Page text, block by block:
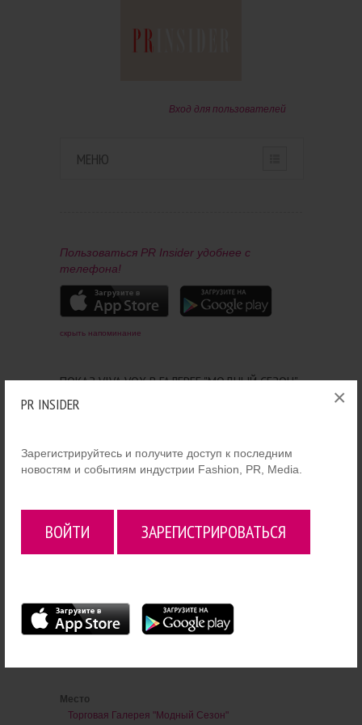
PR INSIDER
Зарегистрируйтесь и получите доступ к последним
новостям и событиям индустрии Fashion, PR, Media.
ВОЙТИ ЗАРЕГИСТРИРОВАТЬСЯ
×
Вход для пользователей
МЕНЮ
ПАРТНЕРАМ
КОНТАКТЫ
Пользоваться PR Insider удобнее с
телефона!
скрыть напоминание
ПОКАЗ VIVA VOX В ГАЛЕРЕЕ "МОДНЫЙ СЕЗОН"
Начало в 20:00.
Место
Торговая Галерея "Модный Сезон"